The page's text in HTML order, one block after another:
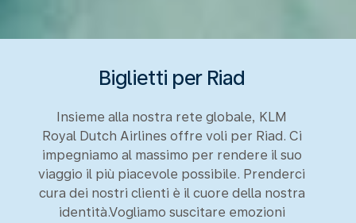
Biglietti per Riad
Insieme alla nostra rete globale, KLM
Royal Dutch Airlines offre voli per Riad. Ci
impegniamo al massimo per rendere il suo
viaggio il più piacevole possibile. Prenderci
cura dei nostri clienti è il cuore della nostra
identità.Vogliamo suscitare emozioni